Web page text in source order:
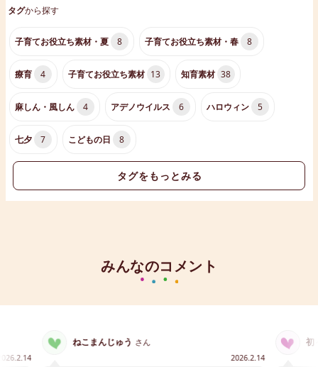
タグから探す
子育てお役立ち素材・夏 8 子育てお役立ち素材・春 8
療育 4 子育てお役立ち素材 13 知育素材 38
麻しん・風しん 4 アデノウイルス 6 ハロウィン 5
七夕 7 こどもの日 8
タグをもっとみる
みんなのコメント
ねこまんじゅう さん
2026.2.14
初